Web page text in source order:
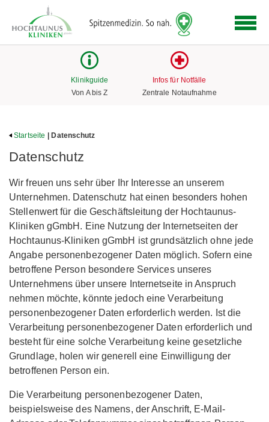
Link
zur
Klinikguide
Von A bis Z
Infos für Notfälle
Zentrale Notaufnahme
Startseite | Datenschutz
Datenschutz
Wir freuen uns sehr über Ihr Interesse an unserem
Unternehmen. Datenschutz hat einen besonders hohen
Stellenwert für die Geschäftsleitung der Hochtaunus-
Kliniken gGmbH. Eine Nutzung der Internetseiten der
Hochtaunus-Kliniken gGmbH ist grundsätzlich ohne jede
Angabe personenbezogener Daten möglich. Sofern eine
betroffene Person besondere Services unseres
Unternehmens über unsere Internetseite in Anspruch
nehmen möchte, könnte jedoch eine Verarbeitung
personenbezogener Daten erforderlich werden. Ist die
Verarbeitung personenbezogener Daten erforderlich und
besteht für eine solche Verarbeitung keine gesetzliche
Grundlage, holen wir generell eine Einwilligung der
betroffenen Person ein.
Die Verarbeitung personenbezogener Daten,
beispielsweise des Namens, der Anschrift, E-Mail-